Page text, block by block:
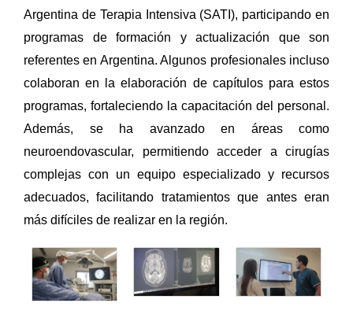
Argentina de Terapia Intensiva (SATI), participando en
programas de formación y actualización que son
referentes en Argentina. Algunos profesionales incluso
colaboran en la elaboración de capítulos para estos
programas, fortaleciendo la capacitación del personal.
Además, se ha avanzado en áreas como
neuroendovascular, permitiendo acceder a cirugías
complejas con un equipo especializado y recursos
adecuados, facilitando tratamientos que antes eran
más difíciles de realizar en la región.